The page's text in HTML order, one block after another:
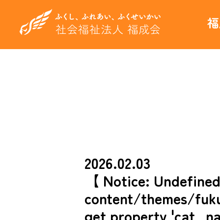
2026.02.03
【 Notice:
content/themes/
get property